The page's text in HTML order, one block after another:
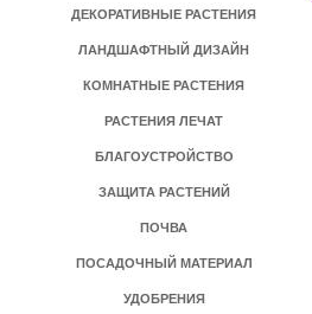
ДЕКОРАТИВНЫЕ РАСТЕНИЯ
ЛАНДШАФТНЫЙ ДИЗАЙН
КОМНАТНЫЕ РАСТЕНИЯ
РАСТЕНИЯ ЛЕЧАТ
БЛАГОУСТРОЙСТВО
ЗАЩИТА РАСТЕНИЙ
ПОЧВА
ПОСАДОЧНЫЙ МАТЕРИАЛ
УДОБРЕНИЯ